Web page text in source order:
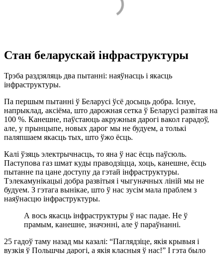
Стан беларускай інфраструктуры
Трэба раздзяляць два пытанні: наяўнасць і якасць
інфраструктуры.
Па першым пытанні ў Беларусі ўсё досыць добра. Існуе,
напрыклад, аксіёма, што дарожная сетка ў Беларусі развітая на
100 %. Канешне, паўстаюць акружныя дарогі вакол гарадоў,
але, у прынцыпе, новых дарог мы не будуем, а толькі
паляпшаем якасць тых, што ўжо ёсць.
Калі ўзяць электрычнасць, то яна ў нас ёсць паўсюль.
Паступова газ шмат куды праводзіцца, хоць, канешне, ёсць
пытанне па цане доступу да гэтай інфраструктуры.
Тэлекамунікацыі добра развітыя і чыгуначных ліній мы не
будуем. З гэтага вынікае, што ў нас зусім мала праблем з
наяўнасцю інфраструктуры.
А вось якасць інфраструктуры ў нас падае. Не ў
прамым, канешне, значэнні, але ў параўнанні.
25 гадоў таму назад мы казалі: “Паглядзіце, якія крывыя і
вузкія ў Польшчы дарогі, а якія класныя ў нас!” І гэта было